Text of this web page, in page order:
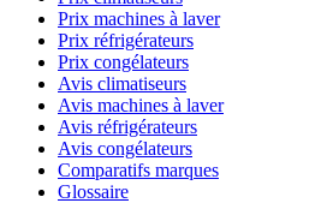
Prix machines à laver
Prix réfrigérateurs
Prix congélateurs
Avis climatiseurs
Avis machines à laver
Avis réfrigérateurs
Avis congélateurs
Comparatifs marques
Glossaire